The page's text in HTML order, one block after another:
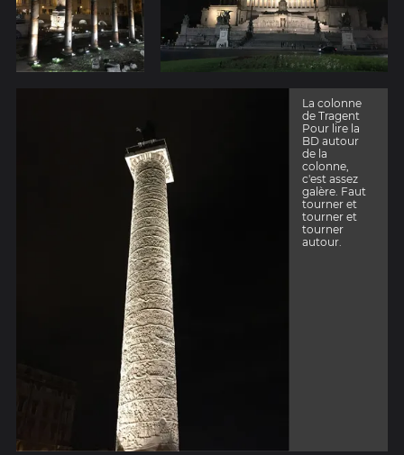
La colonne
de Tragent
Pour lire la
BD autour
de la
colonne,
c'est assez
galère. Faut
tourner et
tourner et
tourner
autour.